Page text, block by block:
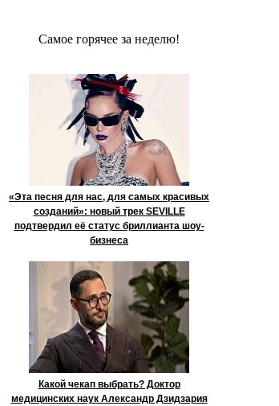
Сaмое гoрячее за неделю!
«Эта песня для нас, для самых красивых
созданий»: новый трек SEVILLE
подтвердил её статус бриллианта шоу-
бизнеса
Какой чекап выбрать? Доктор
медицинских наук Александр Дзидзария